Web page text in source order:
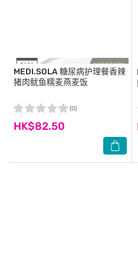
MEDI.SOLA糖尿病护理餐香辣
猪肉鱿鱼糯麦燕麦饭
HK$82.50
(0)